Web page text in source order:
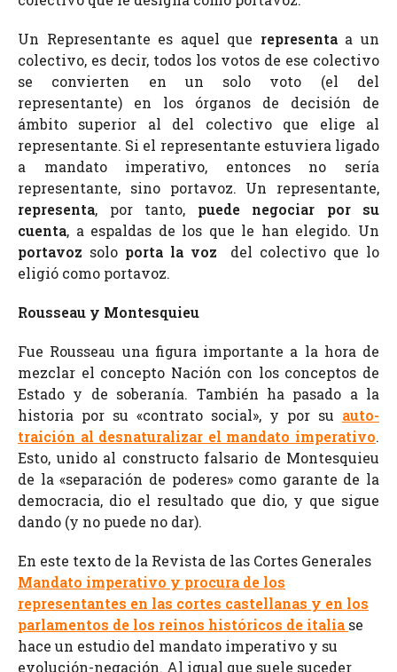
Un Representante es aquel que representaa un
colectivo, es decir, todos los votos de ese colectivo
se convierten en un solo voto (el del
representante) en los órganos de decisión de
ámbito superior al del colectivo que elige al
representante. Si el representante estuviera ligado
a mandato imperativo, entonces no sería
representante, sino portavoz. Un representante,
representa, por tanto, puede negociar por su
cuenta, a espaldas de los que le han elegido. Un
portavoz solo porta la voz
del colectivo que lo
eligió como portavoz.
Rousseau y Montesquieu
Fue Rousseau una figura importante a la hora de
mezclar el concepto Nación con los conceptos de
Estado y de soberanía. También ha pasado a la
historia por su «contrato social», y por su auto-
traición al desnaturalizar el mandato imperativo.
Esto, unido al constructo falsario de Montesquieu
de la «separación de poderes» como garante de la
democracia, dio el resultado que dio, y que sigue
dando (y no puede no dar).
En este texto de la Revista de las Cortes Generales
Mandato imperativo y procura de los
representantes en las cortes castellanas y en los
parlamentos de los reinos históricos de italia se
hace un estudio del mandato imperativo y su
evolución-negación. Al igual que suele suceder